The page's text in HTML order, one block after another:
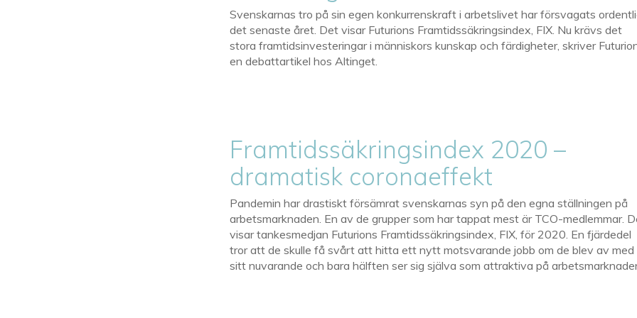
Svenskarnas tro på sin egen konkurrenskraft i arbetslivet har försvagats
det senaste året. Det visar Futurions Framtidssäkringsindex, FIX. Nu krävs det
stora framtidsinvesteringar i människors kunskap och färdigheter, skriver
en debattartikel hos Altinget.
Framtidssäkringsindex 2020 –
dramatisk coronaeffekt
Pandemin har drastiskt försämrat svenskarnas syn på den egna ställningen på
arbetsmarknaden. En av de grupper som har tappat mest är TCO-medlemmar.
visar tankesmedjan Futurions Framtidssäkringsindex, FIX, för 2020. En fjärdedel
tror att de skulle få svårt att hitta ett nytt motsvarande jobb om de blev av med
sitt nuvarande och bara hälften ser sig själva som attraktiva på